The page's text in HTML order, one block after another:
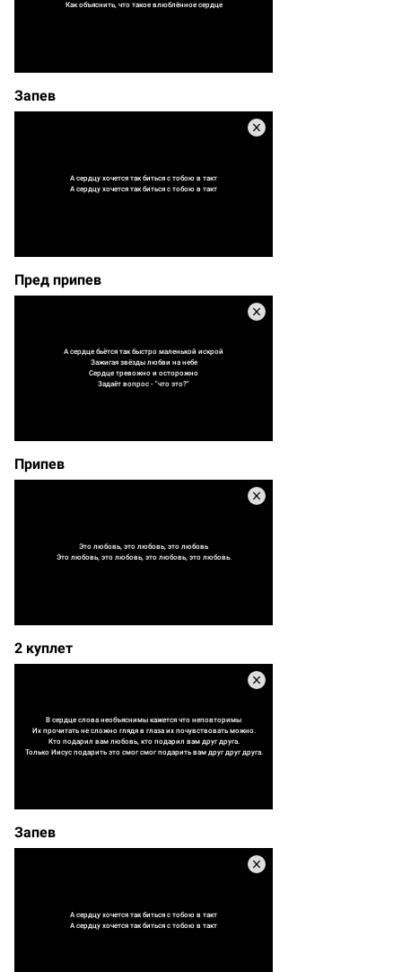
Как объяснить, что такое влюблённое сердце
Запев
А сердцу хочется так биться с тобою в такт
А сердцу хочется так биться с тобою в такт
Пред припев
А сердце бьётся так быстро маленькой искрой
Зажигая звёзды любви на небе
Сердце тревожно и осторожно
Задаёт вопрос - "что это?"
Припев
Это любовь, это любовь, это любовь
Это любовь, это любовь, это любовь, это любовь.
2 куплет
В сердце слова необъяснимы кажется что неповторимы
Их прочитать не сложно глядя в глаза их почувствовать можно.
Кто подарил вам любовь, кто подарил вам друг друга.
Только Иисус подарить это смог смог подарить вам друг друг друга.
Запев
А сердцу хочется так биться с тобою в такт
А сердцу хочется так биться с тобою в такт